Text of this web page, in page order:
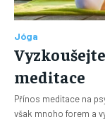
Jóga
meditace
Přínos meditace na
však mnoho forem a